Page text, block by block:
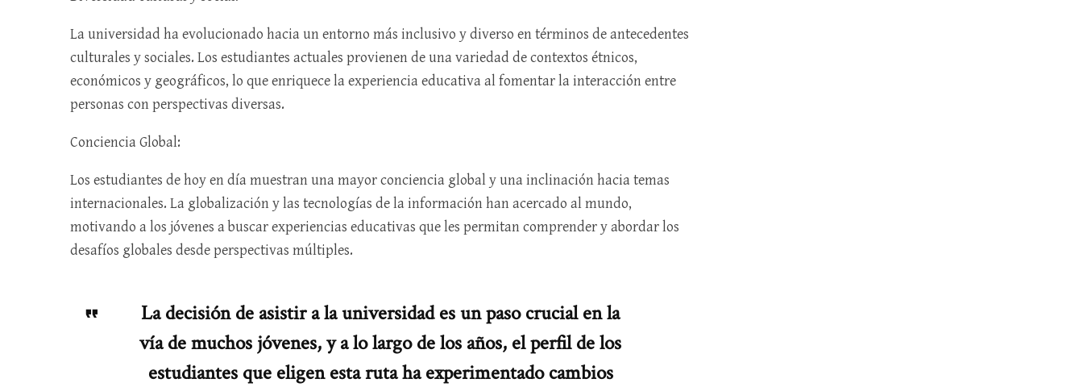
La universidad ha evolucionado hacia un entorno más inclusivo y diverso en términos de antecedentes
culturales y sociales. Los estudiantes actuales provienen de una variedad de contextos étnicos,
económicos y geográficos, lo que enriquece la experiencia educativa al fomentar la interacción entre
personas con perspectivas diversas.
Conciencia Global:
Los estudiantes de hoy en día muestran una mayor conciencia global y una inclinación hacia temas
internacionales. La globalización y las tecnologías de la información han acercado al mundo,
motivando a los jóvenes a buscar experiencias educativas que les permitan comprender y abordar los
desafíos globales desde perspectivas múltiples.
La decisión de asistir a la universidad es un paso crucial en la
vía de muchos jóvenes, y a lo largo de los años, el perfil de los
estudiantes que eligen esta ruta ha experimentado cambios